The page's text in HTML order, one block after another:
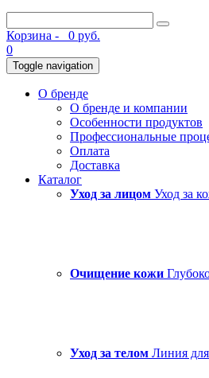
Корзина -
0 руб.
0
Toggle navigation
О бренде
О бренде и компании
Особенности продуктов
Профессиональные
Оплата
Доставка
Каталог
Уход за лицом Уход за
Очищение кожи
Уход за телом Линия